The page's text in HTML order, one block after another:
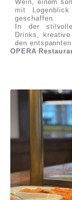
Wein, einem
mit
geschaffen.
In der
Drinks,
den
OPERA